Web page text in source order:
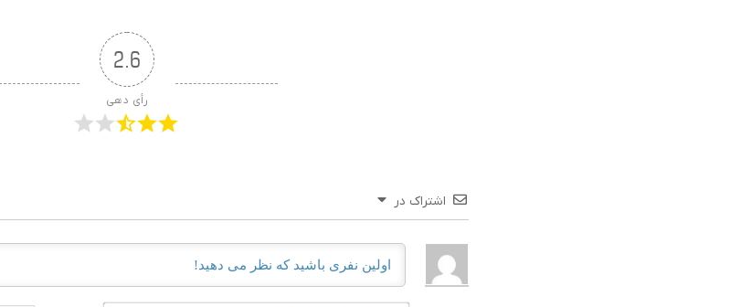
2.6
رأی دهی
اشتراک در